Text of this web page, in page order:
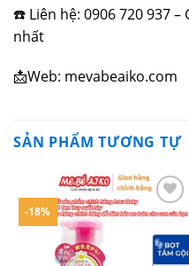
☎️ Liên hệ: 0906 720 937
nhất
📩Web: mevabeaiko.com
SẢN PHẨM TƯƠNG TỰ
-18%